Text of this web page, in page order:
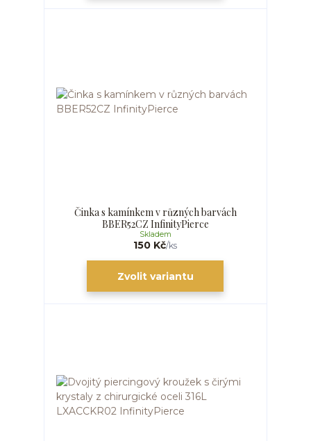
Činka s kamínkem v různých barvách
BBER52CZ InfinityPierce
150 Kč/ks
Skladem
Zvolit variantu